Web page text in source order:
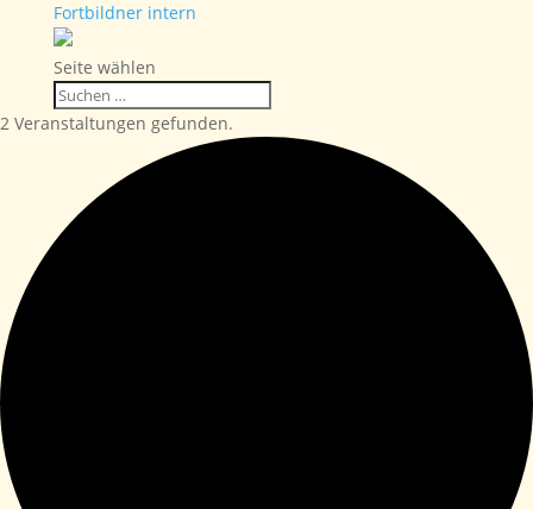
Fortbildner intern
Seite wählen
2 Veranstaltungen gefunden.